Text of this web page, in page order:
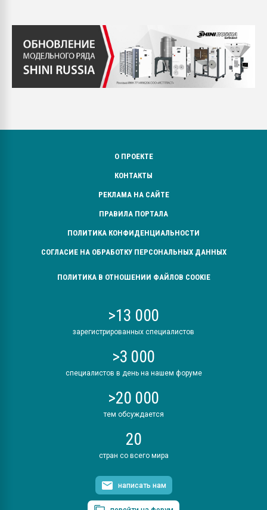
О ПРОЕКТЕ
КОНТАКТЫ
РЕКЛАМА НА САЙТЕ
ПРАВИЛА ПОРТАЛА
ПОЛИТИКА КОНФИДЕНЦИАЛЬНОСТИ
СОГЛАСИЕ НА ОБРАБОТКУ ПЕРСОНАЛЬНЫХ ДАННЫХ
ПОЛИТИКА В ОТНОШЕНИИ ФАЙЛОВ COOKIE
>13 000
зарегистрированных специалистов
>3 000
специалистов в день на нашем форуме
>20 000
тем обсуждается
20
стран со всего мира
написать нам